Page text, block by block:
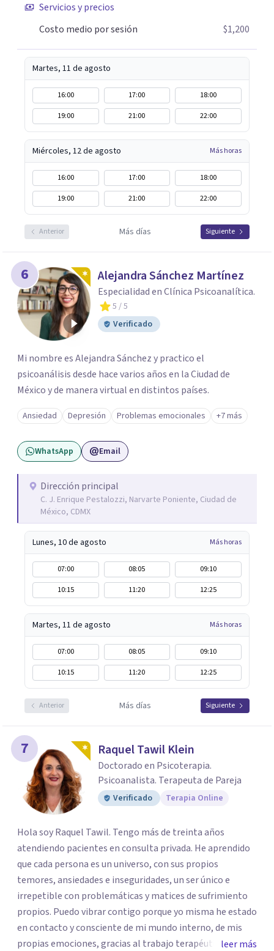
Servicios y precios
Costo medio por sesión
$1,200
Martes, 11 de agosto
16:00 17:00
18:00
19:00
21:00 22:00
Miércoles, 12 de agosto Más horas
16:00 17:00
18:00
19:00
21:00 22:00
Anterior Más días Siguiente
6 Alejandra Sánchez Martínez
Especialidad en Clínica Psicoanalítica.
5 / 5
Verificado
Mi nombre es Alejandra Sánchez y practico el
psicoanálisis desde hace varios años en la Ciudad de
México y de manera virtual en distintos países.
Ansiedad Depresión Problemas emocionales +7 más
WhatsApp Email
Dirección principal
C. J. Enrique Pestalozzi, Narvarte Poniente, Ciudad de
México, CDMX
Lunes, 10 de agosto Más horas
07:00 08:05
09:10
10:15
11:20 12:25
Martes, 11 de agosto Más horas
07:00 08:05
09:10
10:15
11:20 12:25
Anterior Más días Siguiente
7 Raquel Tawil Klein
Doctorado en Psicoterapia.
Psicoanalista. Terapeuta de Pareja
Verificado Terapia Online
Hola soy Raquel Tawil. Tengo más de treinta años
atendiendo pacientes en consulta privada. He aprendido
que cada persona es un universo, con sus propios
temores, ansiedades e inseguridades, un ser único e
irrepetible con problemáticas y matices de sufrimiento
propios. Puedo vibrar contigo porque yo misma he estado
en contacto y consciente de mi mundo interno, de mis
propias emociones, gracias al trabajo terapéutico que he
leer más